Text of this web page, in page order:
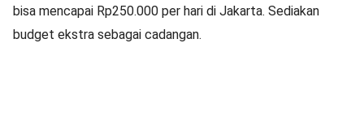
bisa mencapai Rp250.000 per hari di Jakarta. Sediakan
budget ekstra sebagai cadangan.